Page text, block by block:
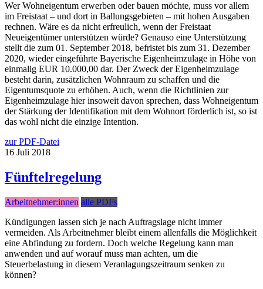
Wer Wohneigentum erwerben oder bauen möchte, muss vor allem
im Freistaat – und dort in Ballungsgebieten – mit hohen Ausgaben
rechnen. Wäre es da nicht erfreulich, wenn der Freistaat
Neueigentümer unterstützen würde? Genauso eine Unterstützung
stellt die zum 01. September 2018, befristet bis zum 31. Dezember
2020, wieder eingeführte Bayerische Eigenheimzulage in Höhe von
einmalig EUR 10.000,00 dar. Der Zweck der Eigenheimzulage
besteht darin, zusätzlichen Wohnraum zu schaffen und die
Eigentumsquote zu erhöhen. Auch, wenn die Richtlinien zur
Eigenheimzulage hier insoweit davon sprechen, dass Wohneigentum
der Stärkung der Identifikation mit dem Wohnort förderlich ist, so ist
das wohl nicht die einzige Intention.
zur PDF-Datei
16 Juli 2018
Fünftelregelung
Arbeitnehmer:innen alle PDFs
Kündigungen lassen sich je nach Auftragslage nicht immer
vermeiden. Als Arbeitnehmer bleibt einem allenfalls die Möglichkeit
eine Abfindung zu fordern. Doch welche Regelung kann man
anwenden und auf worauf muss man achten, um die
Steuerbelastung in diesem Veranlagungszeitraum senken zu
können?